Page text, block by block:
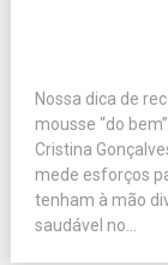
Nossa dica de
mousse “do
Cristina
mede esforços
tenham à mão
saudável no...